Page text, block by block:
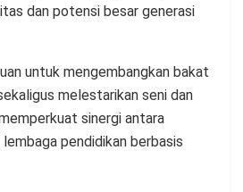
dan potensi besar generasi
untuk mengembangkan bakat
melestarikan seni dan
sinergi antara
pendidikan berbasis